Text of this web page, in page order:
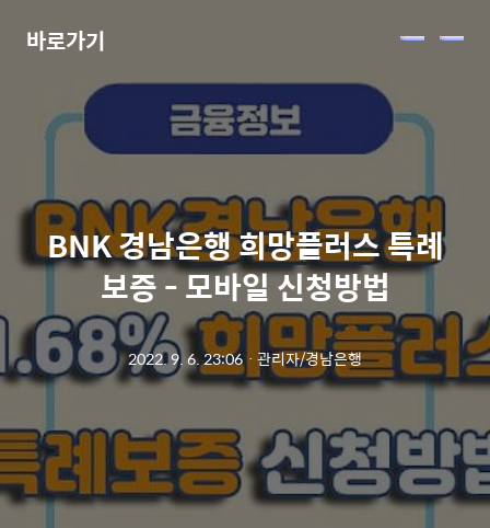
바로가기 메
BNK 경남은행 희망플러스 특례
보증 - 모바일 신청방법
2022. 9. 6. 23:06ㆍ 관리자/경남은행